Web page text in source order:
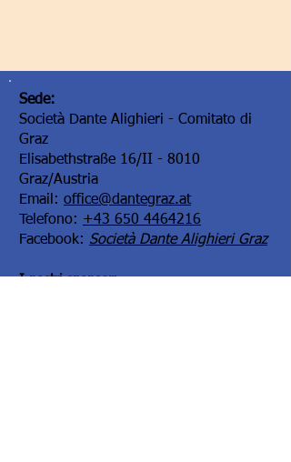
Sede:
Società Dante Alighieri - Comitato di
Graz
Elisabethstraße 16/II - 8010
Graz/Austria
Email: office@dantegraz.at
Telefono: +43 650 4464216
Facebook: Società Dante Alighieri Graz
I nostri sponsor: